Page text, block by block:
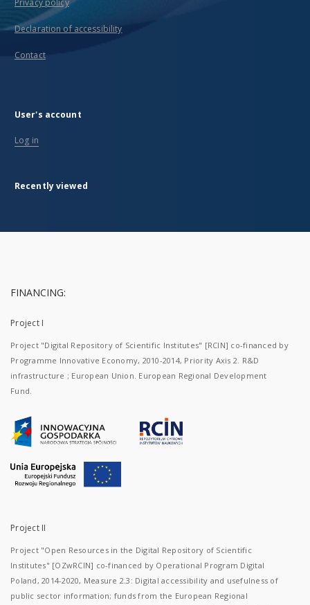
Privacy policy
Declaration of accessibility
Contact
User's account
Log in
Recently viewed
FINANCING:
Project I
Project "Digital Repository of Scientific Institutes" [RCIN] co-financed by
Programme Innovative Economy, 2010-2014, Priority Axis 2. R&D
infrastructure ; European Union. European Regional Development
Fund.
Project II
Project "Open Resources in the Digital Repository of Scientific
Institutes" [OZwRCIN] co-financed by Operational Program Digital
Poland, 2014-2020, Measure 2.3: Digital accessibility and usefulness of
public sector information; funds from the European Regional